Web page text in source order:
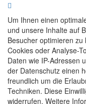
Um Ihnen einen
und unsere Inhalte auf
Besucher optimieren
Cookies oder Analyse-
Daten wie IP-Adressen
der Datenschutz einen
freundlich um die
Techniken. Diese
widerrufen. Weitere